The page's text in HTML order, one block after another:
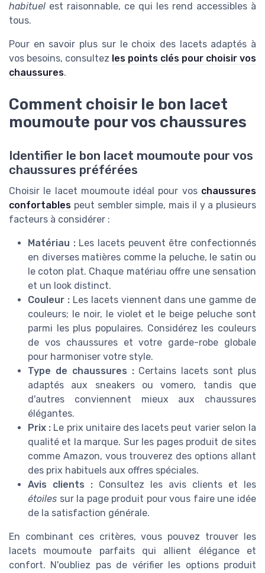
habituel est raisonnable, ce qui les rend accessibles à
tous.
Pour en savoir plus sur le choix des lacets adaptés à
vos besoins, consultez les points clés pour choisir vos
chaussures.
Comment choisir le bon lacet
moumoute pour vos chaussures
Identifier le bon lacet moumoute pour vos
chaussures préférées
Choisir le lacet moumoute idéal pour vos chaussures
confortables peut sembler simple, mais il y a plusieurs
facteurs à considérer :
Matériau :Les lacets peuvent être confectionnés
en diverses matières comme la peluche, le satin ou
le coton plat. Chaque matériau offre une sensation
et un look distinct.
Couleur :Les lacets viennent dans une gamme de
couleurs; le noir, le violet et le beige peluche sont
parmi les plus populaires. Considérez les couleurs
de vos chaussures et votre garde-robe globale
pour harmoniser votre style.
Type de chaussures :Certains lacets sont plus
adaptés aux sneakers ou vomero, tandis que
d'autres conviennent mieux aux chaussures
élégantes.
Prix : Le prix unitaire des lacets peut varier selon la
qualité et la marque. Sur les pages produit de sites
comme Amazon, vous trouverez des options allant
des prix habituels aux offres spéciales.
Avis clients : Consultez les avis clients et les
étoiles sur la page produit pour vous faire une idée
de la satisfaction générale.
En combinant ces critères, vous pouvez trouver les
lacets moumoute parfaits qui allient élégance et
confort. N'oubliez pas de vérifier les options produit